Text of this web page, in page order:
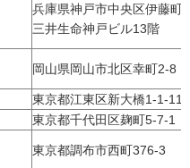
兵庫県神戸市中央区伊藤
三井生命神戸ビル13階
岡山県岡山市北区幸町2-8
東京都江東区新大橋1-1-11
東京都千代田区麹町5-7-1
東京都調布市西町376-3